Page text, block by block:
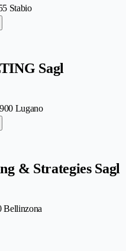
Stabio
Sagl
Lugano
& Strategies Sagl
Bellinzona